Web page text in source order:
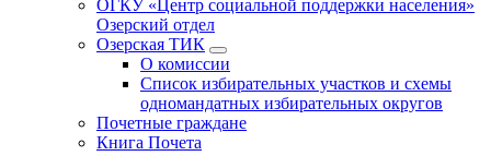
ОГКУ «Центр социальной поддержки населения»
Озерский отдел
Озерская ТИК
О комиссии
Список избирательных участков и схемы
одномандатных избирательных округов
Почетные граждане
Книга Почета